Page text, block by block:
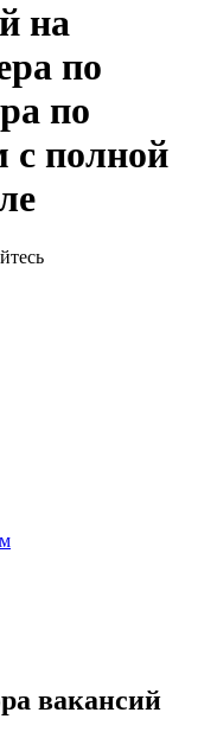
на
по
по
с полной
вакансий